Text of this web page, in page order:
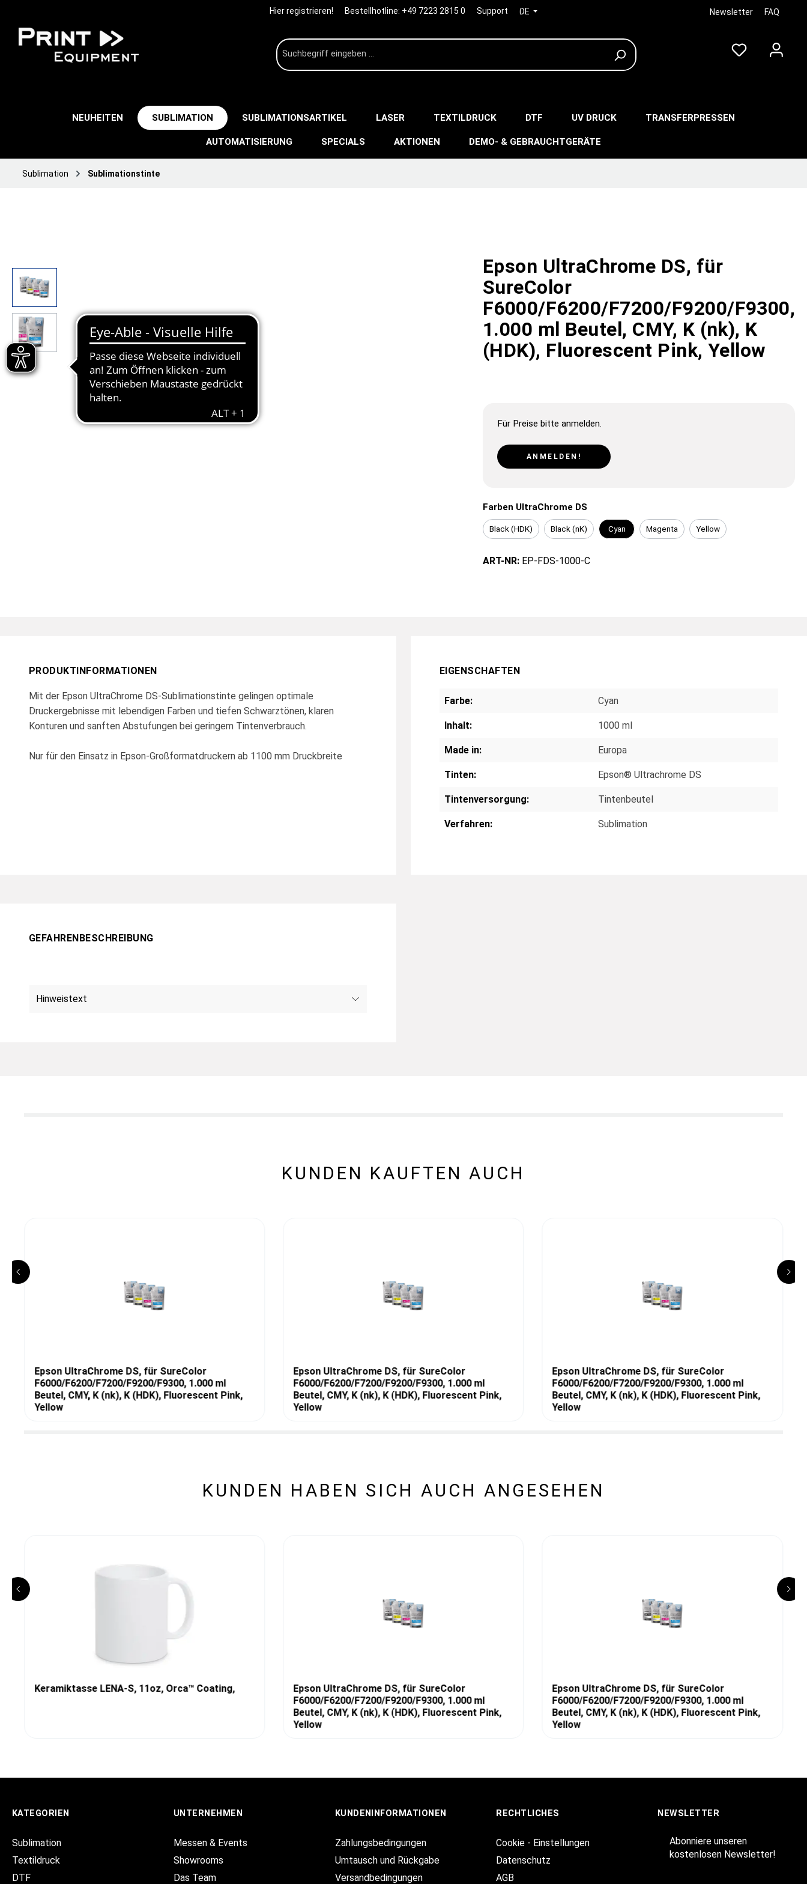
Hier registrieren! Bestellhotline: +49 7223 2815 0 Support DE Newsletter FAQ
NEUHEITEN SUBLIMATION SUBLIMATIONSARTIKEL LASER TEXTILDRUCK DTF UV DRUCK TRANSFERPRESSEN
AUTOMATISIERUNG SPECIALS AKTIONEN DEMO- & GEBRAUCHTGERÄTE
Sublimation Sublimationstinte
Epson UltraChrome DS, für
SureColor
F6000/F6200/F7200/F9200/F9300,
1.000 ml Beutel, CMY, K (nk), K
(HDK), Fluorescent Pink, Yellow
Für Preise bitte anmelden.
ANMELDEN!
Farben UltraChrome DS
Black (HDK) Black (nK) Cyan Magenta Yellow
ART-NR: EP-FDS-1000-C
PRODUKTINFORMATIONEN
Mit der Epson UltraChrome DS-Sublimationstinte gelingen optimale
Druckergebnisse mit lebendigen Farben und tiefen Schwarztönen, klaren
Konturen und sanften Abstufungen bei geringem Tintenverbrauch.
Nur für den Einsatz in Epson-Großformatdruckern ab 1100 mm Druckbreite
EIGENSCHAFTEN
Farbe: Cyan
Inhalt: 1000 ml
Made in: Europa
Tinten: Epson® Ultrachrome DS
Tintenversorgung: Tintenbeutel
Verfahren: Sublimation
GEFAHRENBESCHREIBUNG
Hinweistext
KUNDEN KAUFTEN AUCH
Epson UltraChrome DS, für SureColor
F6000/F6200/F7200/F9200/F9300, 1.000 ml
Beutel, CMY, K (nk), K (HDK), Fluorescent Pink,
Yellow
Epson UltraChrome DS, für SureColor
F6000/F6200/F7200/F9200/F9300, 1.000 ml
Beutel, CMY, K (nk), K (HDK), Fluorescent Pink,
Yellow
Epson UltraChrome DS, für SureColor
F6000/F6200/F7200/F9200/F9300, 1.000 ml
Beutel, CMY, K (nk), K (HDK), Fluorescent Pink,
Yellow
KUNDEN HABEN SICH AUCH ANGESEHEN
Keramiktasse LENA-S, 11oz, Orca™ Coating,
Epson UltraChrome DS, für SureColor
F6000/F6200/F7200/F9200/F9300, 1.000 ml
Beutel, CMY, K (nk), K (HDK), Fluorescent Pink,
Yellow
Epson UltraChrome DS, für SureColor
F6000/F6200/F7200/F9200/F9300, 1.000 ml
Beutel, CMY, K (nk), K (HDK), Fluorescent Pink,
Yellow
KATEGORIEN
Sublimation
Textildruck
DTF
UNTERNEHMEN
Messen & Events
Showrooms
Das Team
KUNDENINFORMATIONEN
Zahlungsbedingungen
Umtausch und Rückgabe
Versandbedingungen
RECHTLICHES
Cookie - Einstellungen
Datenschutz
AGB
NEWSLETTER
Abonniere unseren
kostenlosen Newsletter!